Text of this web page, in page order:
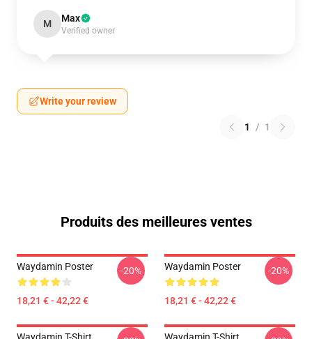
M Max
Verified owner
Write your review
1 / 1
Produits des meilleures ventes
Waydamin Poster
18,21 € - 42,22 €
-20% Waydamin Poster
18,21 € - 42,22 €
-20%